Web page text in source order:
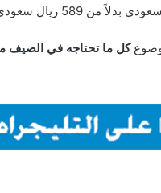
كل ما تحتاجه في الصيف